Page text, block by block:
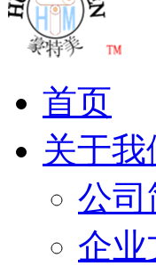
首页
关于我
公司
企